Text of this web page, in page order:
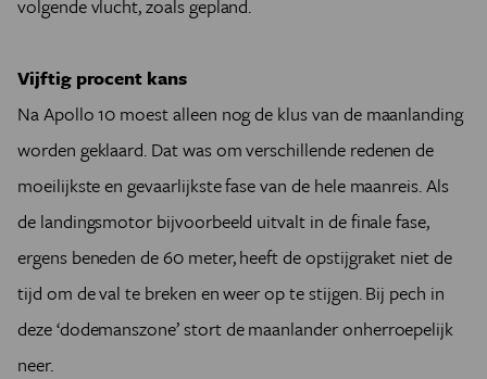
volgende vlucht, zoals gepland.
Vijftig procent kans
Na Apollo 10 moest alleen nog de klus van de maanlanding
worden geklaard. Dat was om verschillende redenen de
moeilijkste en gevaarlijkste fase van de hele maanreis. Als
de landingsmotor bijvoorbeeld uitvalt in de finale fase,
ergens beneden de 60 meter, heeft de opstijgraket niet de
tijd om de val te breken en weer op te stijgen. Bij pech in
deze ‘dodemanszone’ stort de maanlander onherroepelijk
neer.